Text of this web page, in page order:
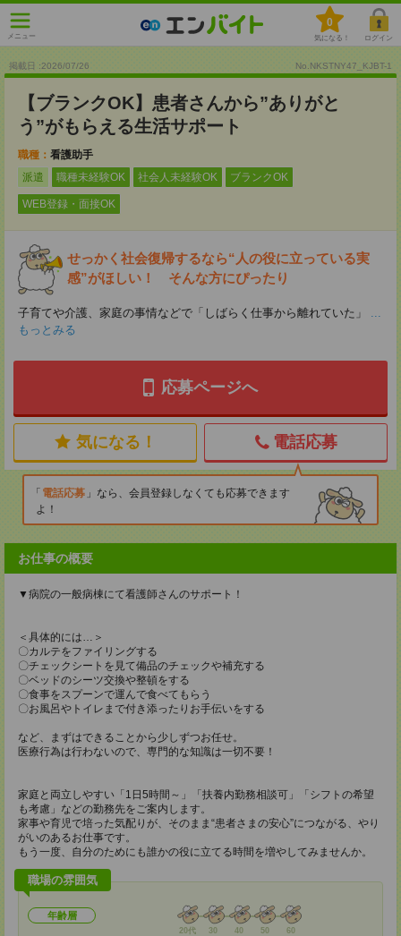
メニュー
0
気になる！ ログイン
掲載日 :2026/07/26 No.NKSTNY47_KJBT-1
【ブランクOK】患者さんから”ありがと
う”がもらえる生活サポート
職種： 看護助手
派遣
職種未経験OK 社会人未経験OK ブランクOK
WEB登録・面接OK
せっかく社会復帰するなら“人の役に立っている実
感”がほしい！ そんな方にぴったり
子育てや介護、家庭の事情などで「しばらく仕事から離れていた」
...
もっとみる
応募ページへ
気になる！ 電話応募
電話応募
なら、会員登録しなくても応募できます
よ！
お仕事の概要
▼病院の一般病棟にて看護師さんのサポート！
＜具体的には…＞
〇カルテをファイリングする
〇チェックシートを見て備品のチェックや補充する
〇ベッドのシーツ交換や整頓をする
〇食事をスプーンで運んで食べてもらう
〇お風呂やトイレまで付き添ったりお手伝いをする
など、まずはできることから少しずつお任せ。
医療行為は行わないので、専門的な知識は一切不要！
家庭と両立しやすい「1日5時間～」「扶養内勤務相談可」「シフトの希望
も考慮」などの勤務先をご案内します。
家事や育児で培った気配りが、そのまま“患者さまの安心”につながる、やり
がいのあるお仕事です。
もう一度、自分のためにも誰かの役に立てる時間を増やしてみませんか。
職場の雰囲気
年齢層
20代 30 40 50 60